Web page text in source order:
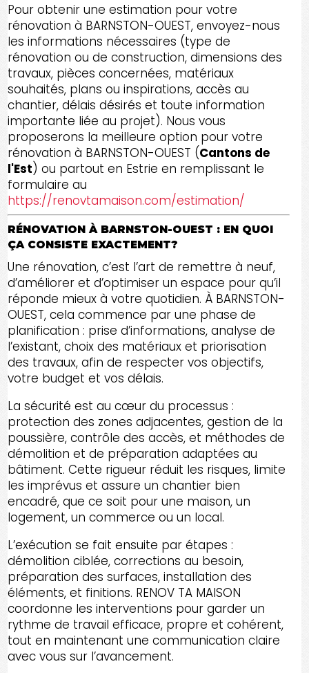
Pour obtenir une estimation pour votre
rénovation à BARNSTON-OUEST, envoyez-nous
les informations nécessaires (type de
rénovation ou de construction, dimensions des
travaux, pièces concernées, matériaux
souhaités, plans ou inspirations, accès au
chantier, délais désirés et toute information
importante liée au projet). Nous vous
proposerons la meilleure option pour votre
rénovation à BARNSTON-OUEST (Cantons de
l'Est) ou partout en Estrie en remplissant le
formulaire au
https://renovtamaison.com/estimation/
RÉNOVATION À BARNSTON-OUEST : EN QUOI
ÇA CONSISTE EXACTEMENT?
Une rénovation, c’est l’art de remettre à neuf,
d’améliorer et d’optimiser un espace pour qu’il
réponde mieux à votre quotidien. À BARNSTON-
OUEST, cela commence par une phase de
planification : prise d’informations, analyse de
l’existant, choix des matériaux et priorisation
des travaux, afin de respecter vos objectifs,
votre budget et vos délais.
La sécurité est au cœur du processus :
protection des zones adjacentes, gestion de la
poussière, contrôle des accès, et méthodes de
démolition et de préparation adaptées au
bâtiment. Cette rigueur réduit les risques, limite
les imprévus et assure un chantier bien
encadré, que ce soit pour une maison, un
logement, un commerce ou un local.
L’exécution se fait ensuite par étapes :
démolition ciblée, corrections au besoin,
préparation des surfaces, installation des
éléments, et finitions. RENOV TA MAISON
coordonne les interventions pour garder un
rythme de travail efficace, propre et cohérent,
tout en maintenant une communication claire
avec vous sur l’avancement.